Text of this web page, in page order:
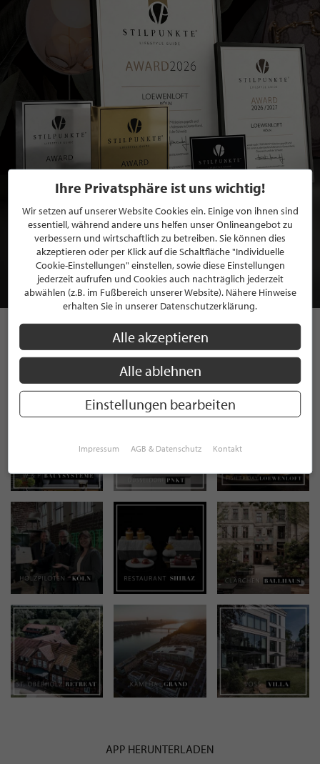
BEWERBEN SIE SICH FÜR EINE GRATIS
MITGLIEDSCHAFT BEI STILPUNKTE®
JETZT GRATIS BEWERBEN
STILPUNKTE AUF
INSTAGRAM
APP HERUNTERLADEN
Ihre Privatsphäre ist uns wichtig!
Wir setzen auf unserer Website Cookies ein. Einige von ihnen sind
essentiell, während andere uns helfen unser Onlineangebot zu
verbessern und wirtschaftlich zu betreiben. Sie können dies
akzeptieren oder per Klick auf die Schaltfläche "Individuelle
Cookie-Einstellungen" einstellen, sowie diese Einstellungen
jederzeit aufrufen und Cookies auch nachträglich jederzeit
abwählen (z.B. im Fußbereich unserer Website). Nähere Hinweise
erhalten Sie in unserer Datenschutzerklärung.
Alle akzeptieren
Alle ablehnen
Einstellungen bearbeiten
Impressum AGB & Datenschutz Kontakt